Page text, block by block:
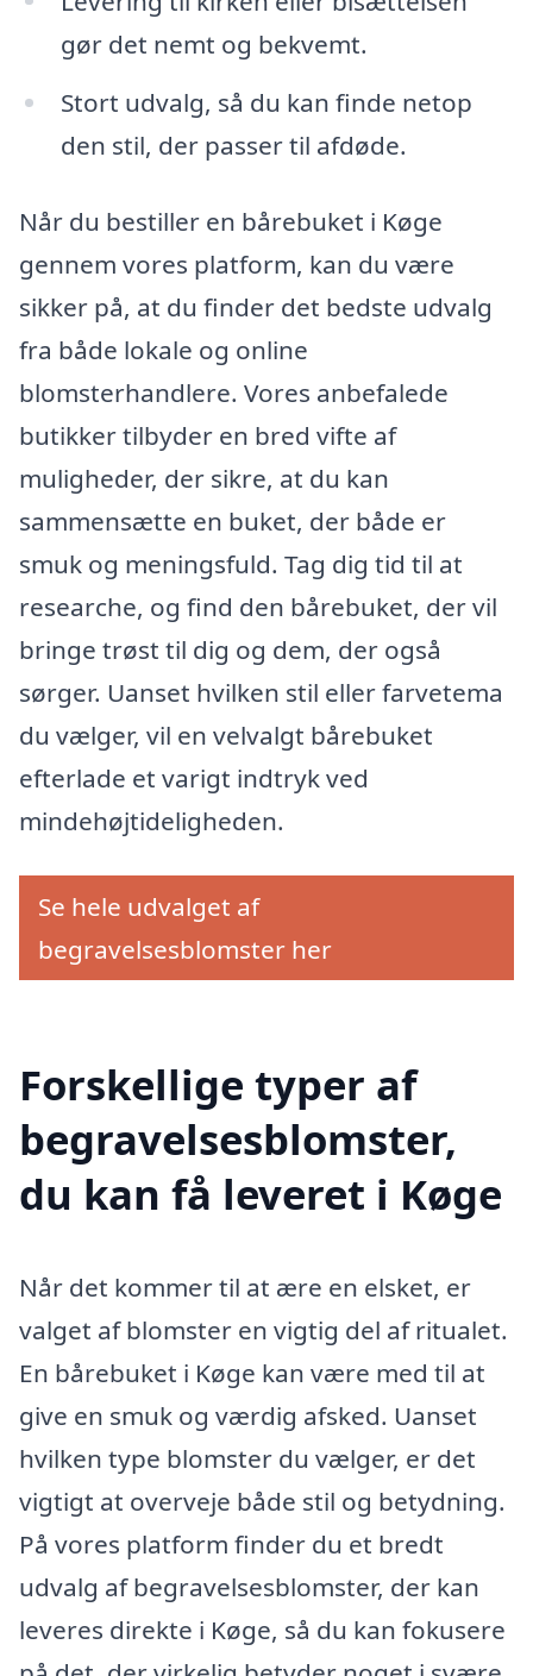
gør det nemt og bekvemt.
Stort udvalg, så du kan finde netop
den stil, der passer til afdøde.
Når du bestiller en bårebuket i Køge
gennem vores platform, kan du være
sikker på, at du finder det bedste udvalg
fra både lokale og online
blomsterhandlere. Vores anbefalede
butikker tilbyder en bred vifte af
muligheder, der sikre, at du kan
sammensætte en buket, der både er
smuk og meningsfuld. Tag dig tid til at
researche, og find den bårebuket, der vil
bringe trøst til dig og dem, der også
sørger. Uanset hvilken stil eller farvetema
du vælger, vil en velvalgt bårebuket
efterlade et varigt indtryk ved
mindehøjtideligheden.
Se hele udvalget af
begravelsesblomster her
Forskellige typer af
begravelsesblomster,
du kan få leveret i Køge
Når det kommer til at ære en elsket, er
valget af blomster en vigtig del af ritualet.
En bårebuket i Køge kan være med til at
give en smuk og værdig afsked. Uanset
hvilken type blomster du vælger, er det
vigtigt at overveje både stil og betydning.
På vores platform finder du et bredt
udvalg af begravelsesblomster, der kan
leveres direkte i Køge, så du kan fokusere